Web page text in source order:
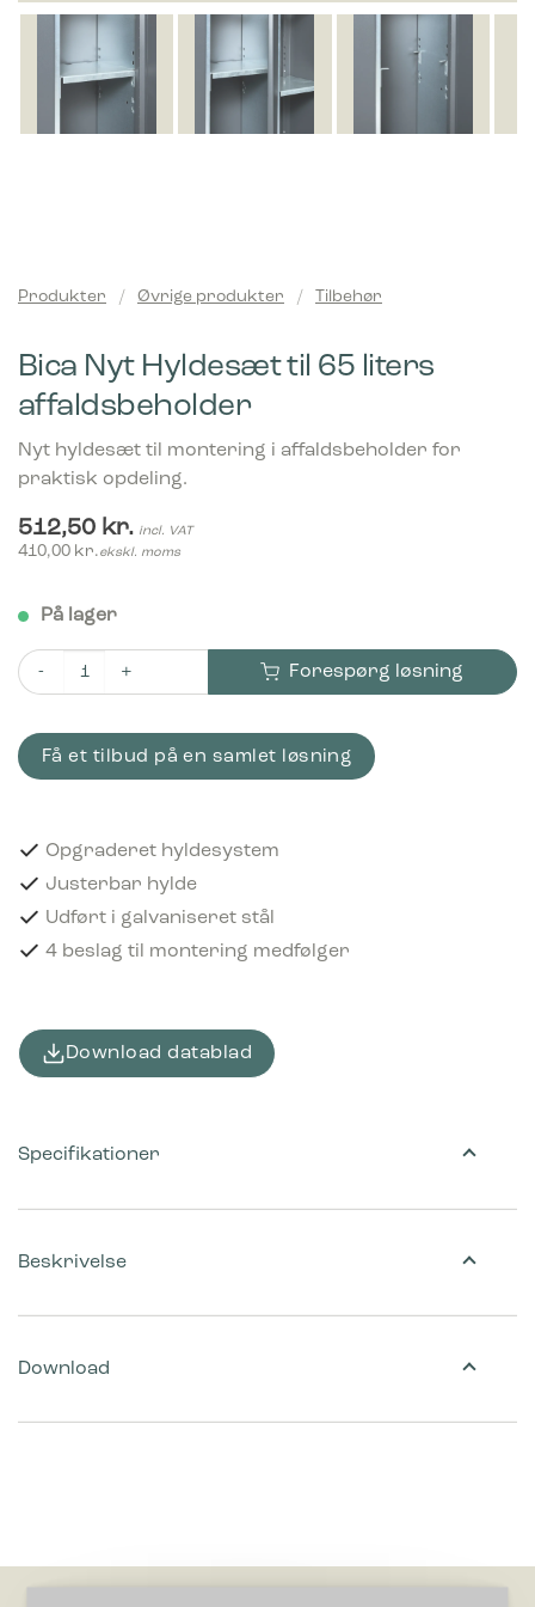
Produkter / Øvrige produkter / Tilbehør
Bica Nyt Hyldesæt til 65 liters
affaldsbeholder
Nyt hyldesæt til montering i affaldsbeholder for
praktisk opdeling.
512,50 kr. incl. VAT
410,00 kr.ekskl. moms
På lager
Bica Nyt Hyldesæt til 65 liters affaldsbeholder antal
Forespørg løsning
Få et tilbud på en samlet løsning
Opgraderet hyldesystem
Justerbar hylde
Udført i galvaniseret stål
4 beslag til montering medfølger
Download datablad
Beskrivelse
Download
Specifikationer